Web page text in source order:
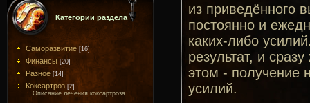
Категории раздела
Саморазвитие [16]
Финансы [20]
Разное [14]
Коксартроз [2]
Описание лечения коксартроза
из приведённого
постоянно и
каких-либо
результат, и
этом - получение
усилий.